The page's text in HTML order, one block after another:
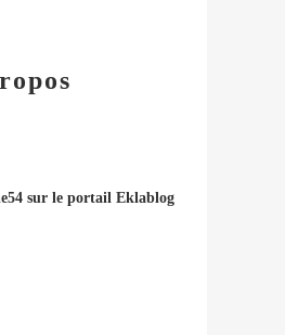
sur le portail Eklablog